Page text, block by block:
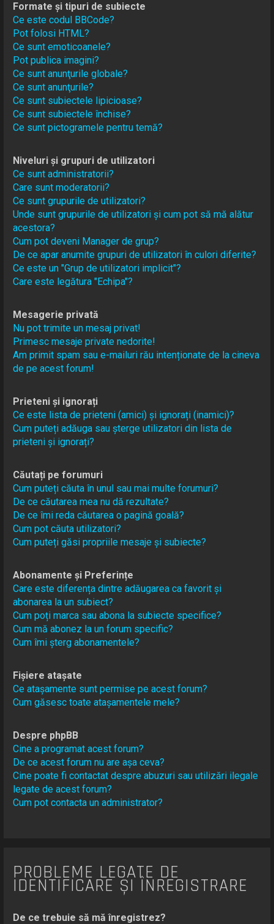
Formate și tipuri de subiecte
Ce este codul BBCode?
Pot folosi HTML?
Ce sunt emoticoanele?
Pot publica imagini?
Ce sunt anunţurile globale?
Ce sunt anunţurile?
Ce sunt subiectele lipicioase?
Ce sunt subiectele închise?
Ce sunt pictogramele pentru temă?
Niveluri și grupuri de utilizatori
Ce sunt administratorii?
Care sunt moderatorii?
Ce sunt grupurile de utilizatori?
Unde sunt grupurile de utilizatori și cum pot să mă alătur
acestora?
Cum pot deveni Manager de grup?
De ce apar anumite grupuri de utilizatori în culori diferite?
Ce este un "Grup de utilizatori implicit"?
Care este legătura "Echipa"?
Mesagerie privată
Nu pot trimite un mesaj privat!
Primesc mesaje private nedorite!
Am primit spam sau e-mailuri rău intenționate de la cineva
de pe acest forum!
Prieteni și ignorați
Ce este lista de prieteni (amici) și ignorați (inamici)?
Cum puteți adăuga sau șterge utilizatori din lista de
prieteni și ignorați?
Căutați pe forumuri
Cum puteți căuta în unul sau mai multe forumuri?
De ce căutarea mea nu dă rezultate?
De ce îmi reda căutarea o pagină goală?
Cum pot căuta utilizatori?
Cum puteți găsi propriile mesaje și subiecte?
Abonamente și Preferințe
Care este diferența dintre adăugarea ca favorit și
abonarea la un subiect?
Cum poți marca sau abona la subiecte specifice?
Cum mă abonez la un forum specific?
Cum îmi șterg abonamentele?
Fișiere atașate
Ce atașamente sunt permise pe acest forum?
Cum găsesc toate atașamentele mele?
Despre phpBB
Cine a programat acest forum?
De ce acest forum nu are așa ceva?
Cine poate fi contactat despre abuzuri sau utilizări ilegale
legate de acest forum?
Cum pot contacta un administrator?
PROBLEME LEGATE DE
IDENTIFICARE ȘI ÎNREGISTRARE
De ce trebuie să mă înregistrez?